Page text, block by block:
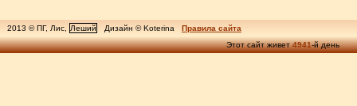
2013 © ПГ, Лис, Леший Дизайн © Koterina
Правила сайта
Этот сайт живет4941-й день